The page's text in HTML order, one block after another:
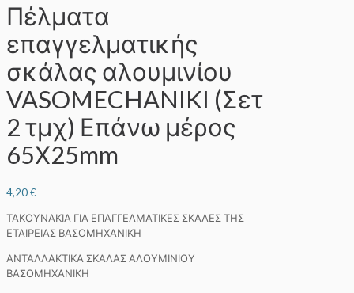
Πέλματα
επαγγελματικής
σκάλας αλουμινίου
VASOMECHANIKI (Σετ
2 τμχ) Επάνω μέρος
65Χ25mm
4,20€
ΤΑΚΟΥΝΑΚΙΑ ΓΙΑ ΕΠΑΓΓΕΛΜΑΤΙΚΕΣ ΣΚΑΛΕΣ ΤΗΣ
ΕΤΑΙΡΕΙΑΣ ΒΑΣΟΜΗΧΑΝΙΚΗ
ΑΝΤΑΛΛΑΚΤΙΚΑ ΣΚΑΛΑΣ ΑΛΟΥΜΙΝΙΟΥ
ΒΑΣΟΜΗΧΑΝΙΚΗ